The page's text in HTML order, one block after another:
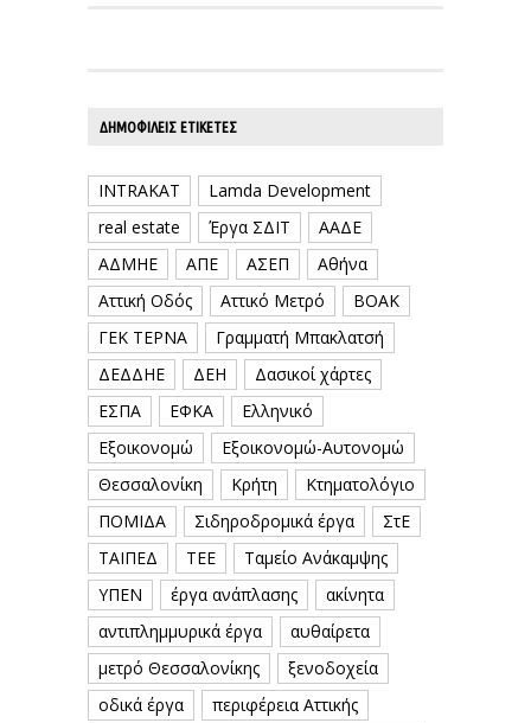
ΔΗΜΟΦΙΛΕΊΣ ΕΤΙΚΈΤΕΣ
INTRAKAT
Lamda Development
real estate
Έργα ΣΔΙΤ
ΑΑΔΕ
ΑΔΜΗΕ
ΑΠΕ ΑΣΕΠ
Αθήνα
Αττική Οδός
Αττικό Μετρό
ΒΟΑΚ
ΓΕΚ ΤΕΡΝΑ
Γραμματή Μπακλατσή
ΔΕΔΔΗΕ
ΔΕΗ
Δασικοί χάρτες
ΕΣΠΑ
ΕΦΚΑ
Ελληνικό
Εξοικονομώ
Εξοικονομώ-Αυτονομώ
Θεσσαλονίκη
Κρήτη
Κτηματολόγιο
ΠΟΜΙΔΑ
Σιδηροδρομικά έργα
ΣτΕ
ΤΑΙΠΕΔ
ΤΕΕ
Ταμείο Ανάκαμψης
ΥΠΕΝ
έργα ανάπλασης
ακίνητα
αντιπλημμυρικά έργα
αυθαίρετα
μετρό Θεσσαλονίκης
ξενοδοχεία
οδικά έργα
περιφέρεια Αττικής